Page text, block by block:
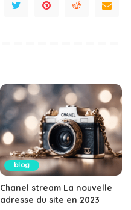
blog
Chanel stream La nouvelle
adresse du site en 2023